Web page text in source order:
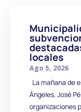
locales
Ago 5, 2026
La mañana de
Ángeles, José
organizaciones